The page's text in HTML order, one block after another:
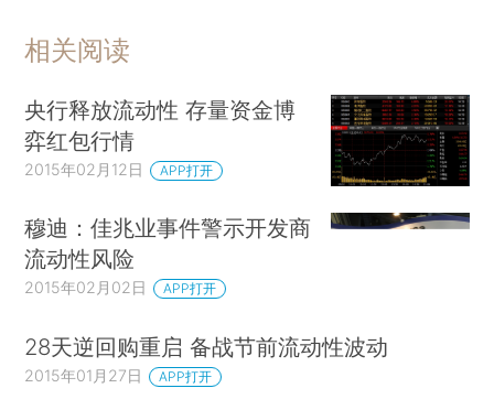
相关阅读
央行释放流动性 存量资金博
弈红包行情
2015年02月12日 APP打开
穆迪：佳兆业事件警示开发商
流动性风险
2015年02月02日 APP打开
28天逆回购重启 备战节前流动性波动
2015年01月27日 APP打开